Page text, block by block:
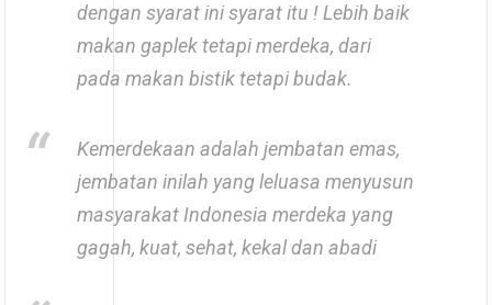
dengan syarat ini syarat itu ! Lebih baik
makan gaplek tetapi merdeka, dari
pada makan bistik tetapi budak.
Kemerdekaan adalah jembatan emas,
jembatan inilah yang leluasa menyusun
masyarakat Indonesia merdeka yang
gagah, kuat, sehat, kekal dan abadi